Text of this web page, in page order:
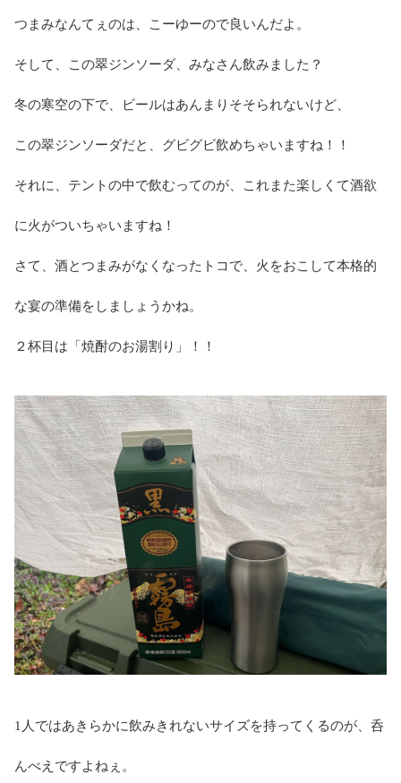
つまみなんてぇのは、こーゆーので良いんだよ。
そして、この翠ジンソーダ、みなさん飲みました？
冬の寒空の下で、ビールはあんまりそそられないけど、
この翠ジンソーダだと、グビグビ飲めちゃいますね！！
それに、テントの中で飲むってのが、これまた楽しくて酒欲
に火がついちゃいますね！
さて、酒とつまみがなくなったトコで、火をおこして本格的
な宴の準備をしましょうかね。
２杯目は「焼酎のお湯割り」！！
1人ではあきらかに飲みきれないサイズを持ってくるのが、呑
んべえですよねぇ。